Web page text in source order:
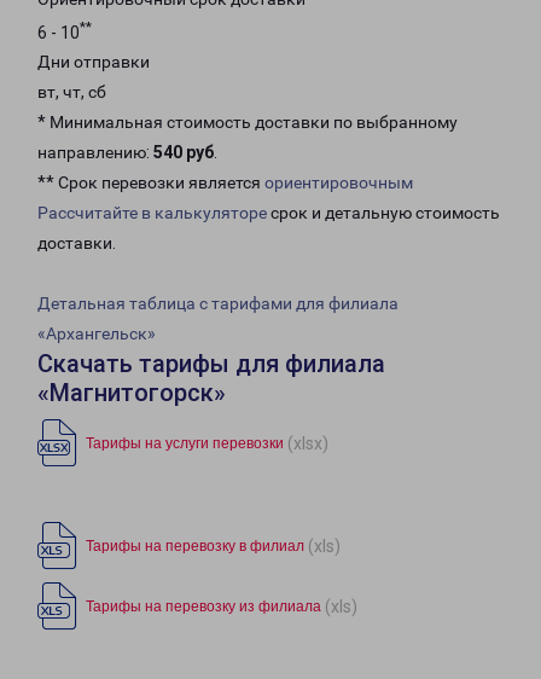
6 - 10**
Дни отправки
вт, чт, сб
* Минимальная стоимость доставки по выбранному
направлению: 540 руб.
** Срок перевозки является ориентировочным
Рассчитайте в калькуляторесрок и детальную стоимость
доставки.
Детальная таблица с тарифами для филиала
«Архангельск»
Скачать тарифы для филиала
«Магнитогорск»
Тарифы на услуги перевозки (xlsx)
Тарифы на перевозку в филиал (xls)
Тарифы на перевозку из филиала (xls)